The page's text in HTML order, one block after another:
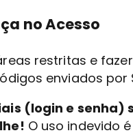
no Acesso
restritas e
enviados por
(login e senha)
O uso indevido